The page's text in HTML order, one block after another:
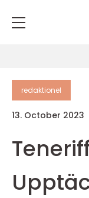
redaktionel
13. October 2023